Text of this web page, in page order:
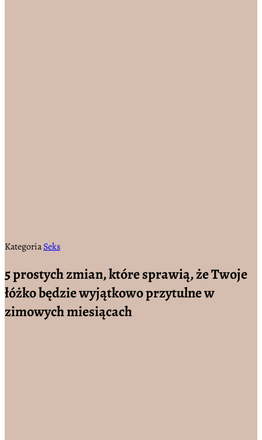
KategoriaSeks
5 prostych zmian, które sprawią, że Twoje
łóżko będzie wyjątkowo przytulne w
zimowych miesiącach